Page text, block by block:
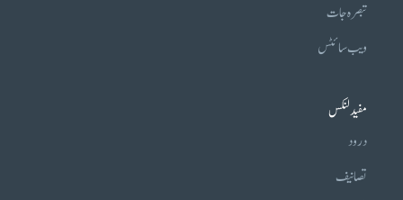
تبصرہ جات
ویب سائٹس
مفید لنکس
درود
تصانیف